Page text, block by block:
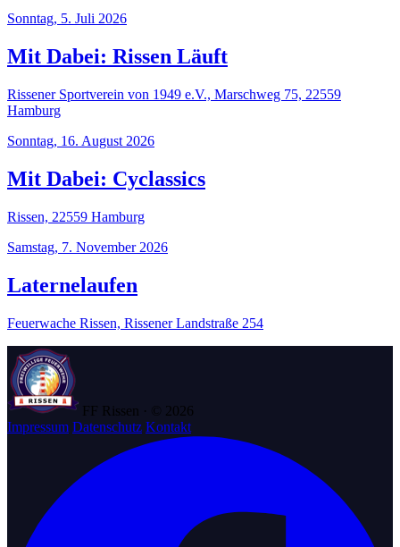
Sonntag, 5. Juli 2026
Mit Dabei: Rissen Läuft
Rissener Sportverein von 1949 e.V., Marschweg 75, 22559
Hamburg
Sonntag, 16. August 2026
Mit Dabei: Cyclassics
Rissen, 22559 Hamburg
Samstag, 7. November 2026
Laternelaufen
Feuerwache Rissen, Rissener Landstraße 254
FF Rissen · © 2026
Impressum Datenschutz Kontakt